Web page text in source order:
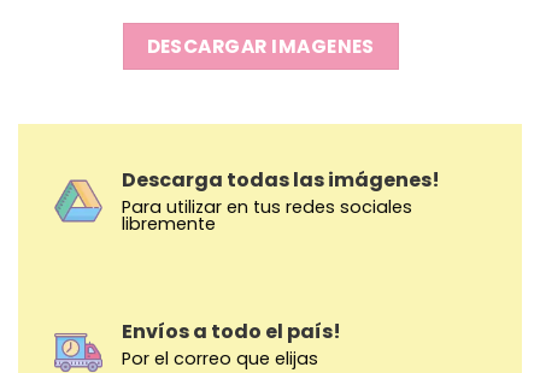
DESCARGAR IMAGENES
Descarga todas las imágenes!
Para utilizar en tus redes sociales
libremente
Envíos a todo el país!
Por el correo que elijas